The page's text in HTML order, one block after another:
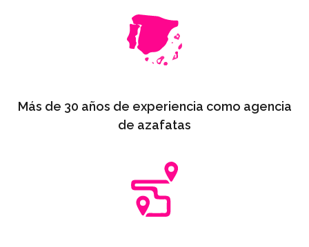
Más de 30 años de experiencia como agencia
de azafatas